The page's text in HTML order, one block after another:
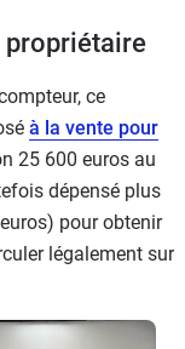
propriétaire
ce
à la vente pour
25 600 euros au
dépensé plus
pour obtenir
légalement sur